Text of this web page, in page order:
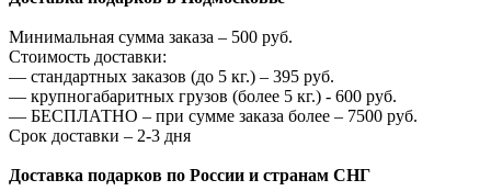
Минимальная сумма заказа – 500 руб.
Стоимость доставки:
— стандартных заказов (до 5 кг.) – 395 руб.
— крупногабаритных грузов (более 5 кг.) - 600 руб.
— БЕСПЛАТНО – при сумме заказа более – 7500 руб.
Срок доставки – 2-3 дня
Доставка подарков по России и странам СНГ